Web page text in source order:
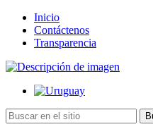
Inicio
Contáctenos
Transparencia